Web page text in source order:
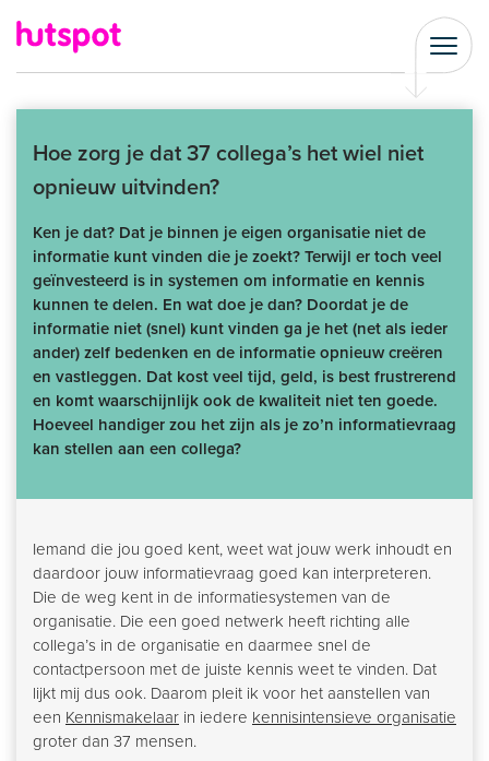
Hoe zorg je dat 37 collega’s het wiel niet
opnieuw uitvinden?
Ken je dat? Dat je binnen je eigen organisatie niet de
informatie kunt vinden die je zoekt? Terwijl er toch veel
geïnvesteerd is in systemen om informatie en kennis
kunnen te delen. En wat doe je dan? Doordat je de
informatie niet (snel) kunt vinden ga je het (net als ieder
ander) zelf bedenken en de informatie opnieuw creëren
en vastleggen. Dat kost veel tijd, geld, is best frustrerend
en komt waarschijnlijk ook de kwaliteit niet ten goede.
Hoeveel handiger zou het zijn als je zo’n informatievraag
kan stellen aan een collega?
Iemand die jou goed kent, weet wat jouw werk inhoudt en
daardoor jouw informatievraag goed kan interpreteren.
Die de weg kent in de informatiesystemen van de
organisatie. Die een goed netwerk heeft richting alle
collega’s in de organisatie en daarmee snel de
contactpersoon met de juiste kennis weet te vinden. Dat
lijkt mij dus ook. Daarom pleit ik voor het aanstellen van
een Kennismakelaar in iedere kennisintensieve organisatie
groter dan 37 mensen.